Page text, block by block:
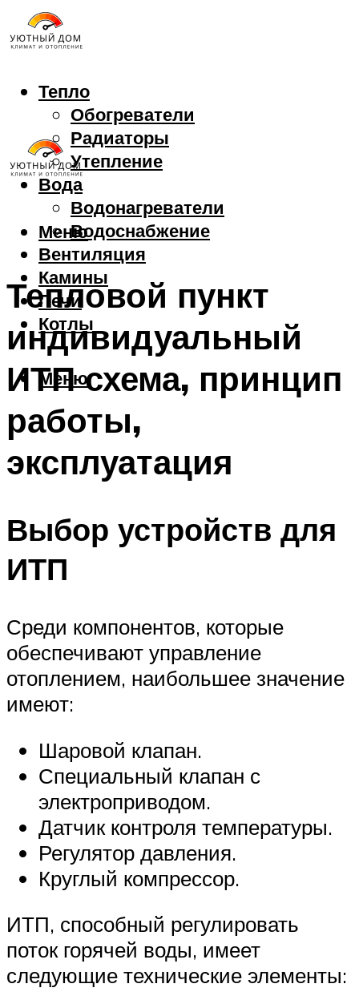
Тепло
Обогреватели
Радиаторы
Утепление
Вода
Водонагреватели
Водоснабжение
Вентиляция
Камины
Печи
Котлы
Меню
Меню
Тепловой пункт
индивидуальный
ИТП схема, принцип
работы,
эксплуатация
Выбор устройств для
ИТП
Среди компонентов, которые
обеспечивают управление
отоплением, наибольшее значение
имеют:
Шаровой клапан.
Специальный клапан с
электроприводом.
Датчик контроля температуры.
Регулятор давления.
Круглый компрессор.
ИТП, способный регулировать
поток горячей воды, имеет
следующие технические элементы: